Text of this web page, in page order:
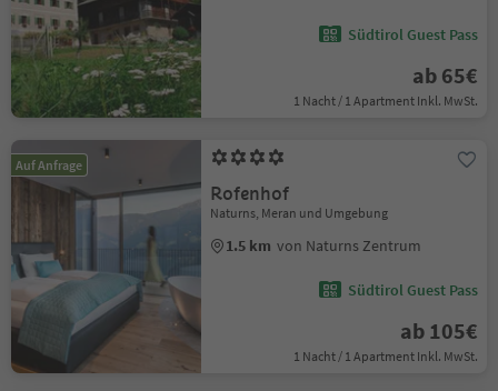
Südtirol Guest Pass
ab 65€
1 Nacht / 1 Apartment Inkl. MwSt.
Auf Anfrage
Rofenhof
Naturns, Meran und Umgebung
1.5 km von Naturns Zentrum
Südtirol Guest Pass
ab 105€
1 Nacht / 1 Apartment Inkl. MwSt.